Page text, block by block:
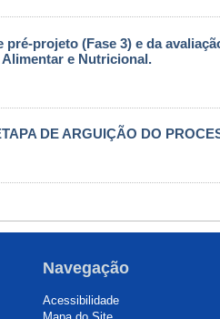
pré-projeto (Fase 3) e da
e Nutricional.
DE ARGUIÇÃO DO
Navegação
Acessibilidade